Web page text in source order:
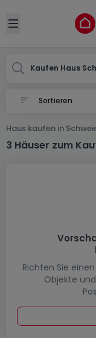
Open sidebar
Kaufen Haus
Haus kaufen in
3 Häuser zum
Richten Sie
Objekte
Abbrechen